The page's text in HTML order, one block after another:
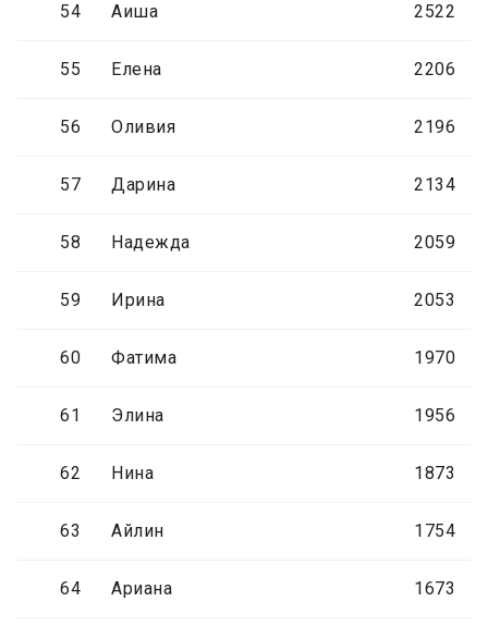
54 Аиша 2522
55 Елена 2206
56 Оливия 2196
57 Дарина 2134
58 Надежда 2059
59 Ирина 2053
60 Фатима 1970
61 Элина 1956
62 Нина 1873
63 Айлин 1754
64 Ариана 1673